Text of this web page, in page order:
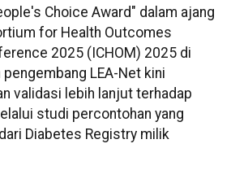
Choice Award" dalam ajang
for Health Outcomes
2025 (ICHOM) 2025 di
pengembang LEA-Net kini
validasi lebih lanjut terhadap
studi percontohan yang
Diabetes Registry milik